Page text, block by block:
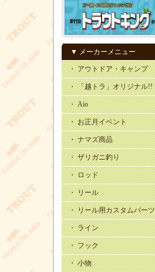
▼ メーカーメニュー
・ アウトドア・キャンプ
・ 「越トラ」オリジナル!!
・ Aio
・ お正月イベント
・ ナマズ商品
・ ザリガニ釣り
・ ロッド
・ リール
・ リール用カスタムパーツ
・ ライン
・ フック
・ 小物